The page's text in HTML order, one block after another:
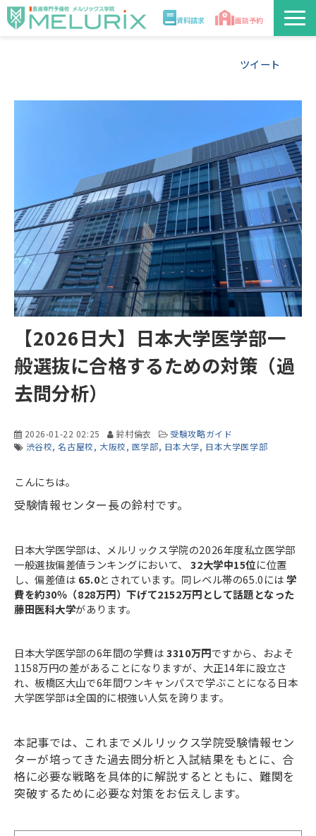
資料請求 面談予約
合格実績・合格体験記
講師
医学部解答速報2026
ツイート
【2026日大】日本大学医学部一
般選抜に合格するための対策（過
去問分析）
2026-01-22 02:25 鈴村倫衣
受験攻略ガイド
渋谷校 名古屋校 大阪校 医学部 日本大学 日本大学医学部
こんにちは。
受験情報センター長の鈴村です。
日本大学医学部は、メルリックス学院の2026年度私立医学部
一般選抜偏差値ランキングにおいて、32大学中15位に位置
し、偏差値は 65.0とされています。同レベル帯の65.0には学
費を約30％（828万円）下げて2152万円として話題となった
藤田医科大学があります。
日本大学医学部の6年間の学費は3310万円ですから、およそ
1158万円の差があることになりますが、大正14年に設立さ
れ、板橋区大山で6年間ワンキャンパスで学ぶことになる日本
大学医学部は全国的に根強い人気を誇ります。
本記事では、これまでメルリックス学院受験情報セン
ターが培ってきた過去問分析と入試結果をもとに、合
格に必要な戦略を具体的に解説するとともに、難関を
突破するために必要な対策をお伝えします。